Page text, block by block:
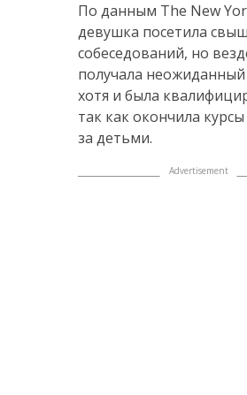
По данным The New
девушка посетила
собеседований, но
получала неожиданный
хотя и была
так как окончила
за детьми.